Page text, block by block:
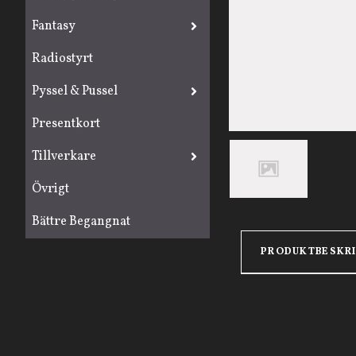
Fantasy
Radiostyrt
Pyssel & Pussel
Presentkort
Tillverkare
Övrigt
Bättre Begangnat